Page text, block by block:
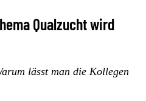
Qualzucht wird
lässt man die Kollegen